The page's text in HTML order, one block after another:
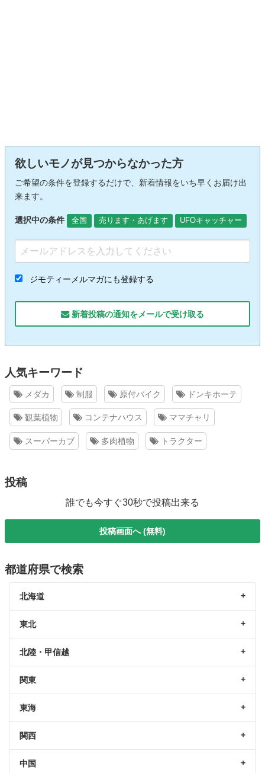
欲しいモノが見つからなかった方
ご希望の条件を登録するだけで、新着情報をいち早くお届け出
来ます。
選択中の条件 全国 売ります・あげます UFOキャッチャー
ジモティーメルマガにも登録する
新着投稿の通知をメールで受け取る
人気キーワード
メダカ 制服 原付バイク ドンキホーテ
観葉植物 コンテナハウス ママチャリ
スーパーカブ 多肉植物 トラクター
投稿
誰でも今すぐ30秒で投稿出来る
投稿画面へ (無料)
都道府県で検索
北海道
東北
北陸・甲信越
関東
東海
関西
中国